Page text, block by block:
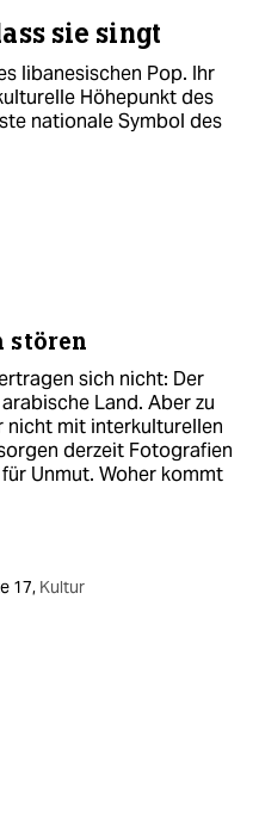
sie singt
libanesischen Pop. Ihr
Höhepunkt des
nationale Symbol des
stören
sich nicht: Der
Land. Aber zu
nicht mit interkulturellen
derzeit Fotografien
Unmut. Woher kommt
17, Kultur